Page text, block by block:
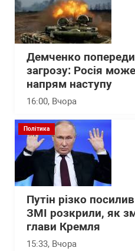
Демченко
загрозу: Росія
напрям наступу
16:00, Вчора
Політика
Путін різко
ЗМІ розкрили, як
глави Кремля
15:33, Вчора